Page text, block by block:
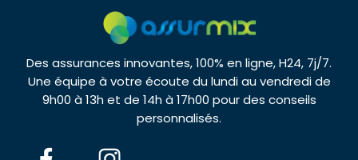
Des assurances innovantes, 100% en ligne, H24, 7j/7.
Une équipe à votre écoute du lundi au vendredi de
9h00 à 13h et de 14h à 17h00 pour des conseils
personnalisés.